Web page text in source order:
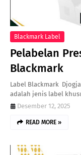
Blackmark Label
Pelabelan
Blackmark
Label Blackmark
adalah jenis label
Desember 12, 2025
READ MORE »